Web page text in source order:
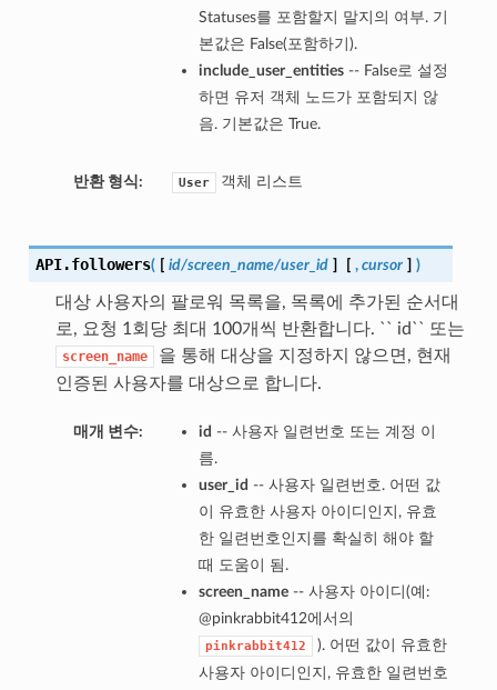
Statuses를 포함할지 말지의 여부. 기
본값은 False(포함하기).
include_user_entities-- False로 설정
하면 유저 객체 노드가 포함되지 않
음. 기본값은 True.
반환 형식: User 객체 리스트
API.followers( [ id/screen_name/user_id ] [ , cursor ] )
대상 사용자의 팔로워 목록을, 목록에 추가된 순서대
로, 요청 1회당 최대 100개씩 반환합니다. `` id`` 또는
screen_name
을 통해 대상을 지정하지 않으면, 현재
인증된 사용자를 대상으로 합니다.
매개 변수: id -- 사용자 일련번호 또는 계정 이
름.
user_id -- 사용자 일련번호. 어떤 값
이 유효한 사용자 아이디인지, 유효
한 일련번호인지를 확실히 해야 할
때 도움이 됨.
screen_name-- 사용자 아이디(예:
@pinkrabbit412에서의
pinkrabbit412
). 어떤 값이 유효한
사용자 아이디인지, 유효한 일련번호